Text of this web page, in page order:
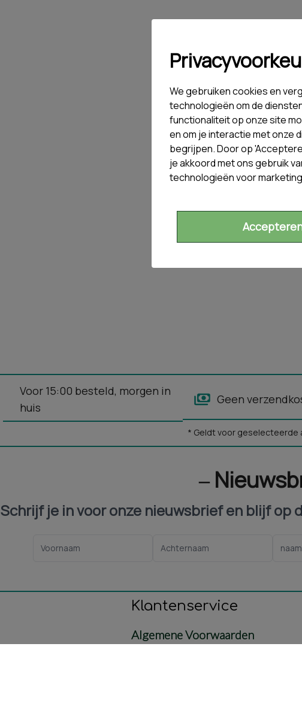
We gebruiken cookies en
technologieën om de
functionaliteit op onze site
en om je interactie met onze
begrijpen. Door op
je akkoord met ons gebruik
technologieën voor
Voor 15:00 besteld, morgen in
huis
Geen
* Geldt voor geselecteerde
‒
Schrijf je in voor onze nieuwsbrief en blijf op
Klantenservice
Algemene Voorwaarden